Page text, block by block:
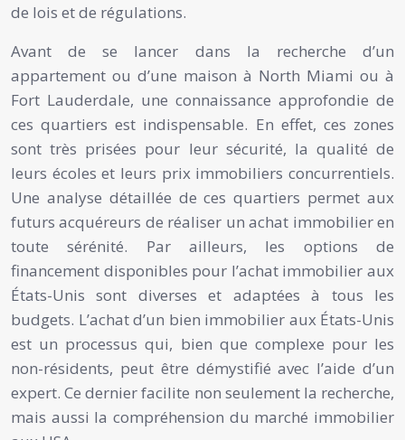
de lois et de régulations.
Avant de se lancer dans la recherche d’un
appartement ou d’une maison à North Miami ou à
Fort Lauderdale, une connaissance approfondie de
ces quartiers est indispensable. En effet, ces zones
sont très prisées pour leur sécurité, la qualité de
leurs écoles et leurs prix immobiliers concurrentiels.
Une analyse détaillée de ces quartiers permet aux
futurs acquéreurs de réaliser un achat immobilier en
toute sérénité. Par ailleurs, les options de
financement disponibles pour l’achat immobilier aux
États-Unis sont diverses et adaptées à tous les
budgets. L’achat d’un bien immobilier aux États-Unis
est un processus qui, bien que complexe pour les
non-résidents, peut être démystifié avec l’aide d’un
expert. Ce dernier facilite non seulement la recherche,
mais aussi la compréhension du marché immobilier